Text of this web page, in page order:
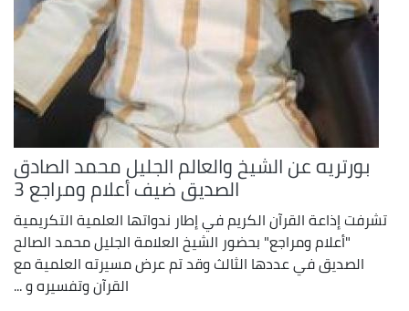
بورتريه عن الشيخ والعالم الجليل محمد الصادق
الصديق ضيف أعلام ومراجع 3
تشرفت إذاعة القرآن الكريم في إطار ندواتها العلمية التكريمية
"أعلام ومراجع" بحضور الشيخ العلامة الجليل محمد الصالح
الصديق في عددها الثالث وقد تم عرض مسيرته العلمية مع
القرآن وتفسيره و ...